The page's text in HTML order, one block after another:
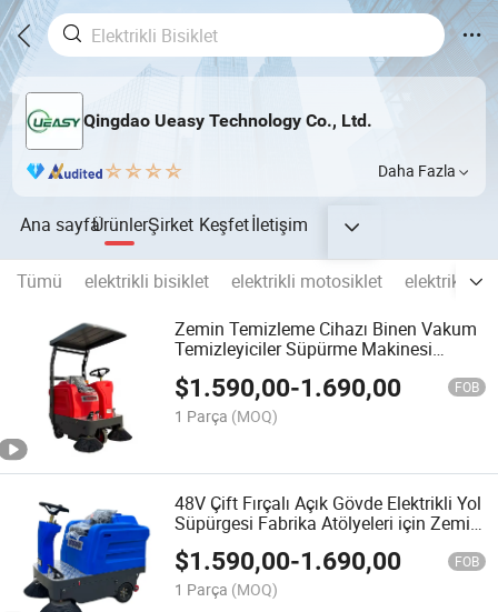
Qingdao Ueasy Technology Co., Ltd.
Daha Fazla
Ana sayfaÜrünlerŞirket Keşfetİletişim
Tümü elektrikli bisiklet elektrikli motosiklet
elektrikli
Zemin Temizleme Cihazı Binen Vakum
Temizleyiciler Süpürme Makinesi
$1.590,00-1.690,00 FOB
1 Parça (MOQ)
48V Çift Fırçalı Açık Gövde Elektrikli Yol
Süpürgesi Fabrika Atölyeleri için Zemin
Temizleme Makinesi
$1.590,00-1.690,00 FOB
1 Parça (MOQ)